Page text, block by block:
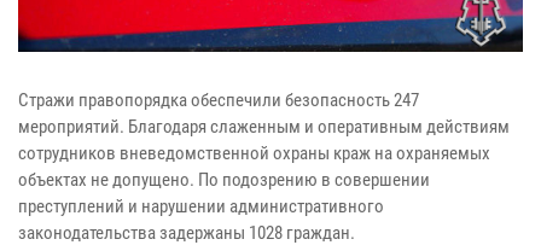
Стражи правопорядка обеспечили безопасность 247
мероприятий. Благодаря слаженным и оперативным действиям
сотрудников вневедомственной охраны краж на охраняемых
объектах не допущено. По подозрению в совершении
преступлений и нарушении административного
законодательства задержаны 1028 граждан.